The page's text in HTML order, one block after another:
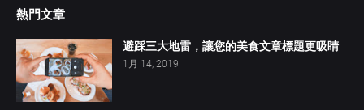
熱門文章
避踩三大地雷，讓您的美食文章標題更吸睛
1月 14, 2019